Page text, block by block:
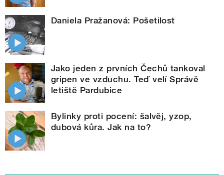
Daniela Pražanová: Pošetilost
Jako jeden z prvních Čechů tankoval
gripen ve vzduchu. Teď velí Správě
letiště Pardubice
Bylinky proti pocení: šalvěj, yzop,
dubová kůra. Jak na to?